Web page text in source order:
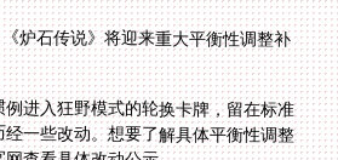
炉石传说》将迎来重大平衡性调整补
进入狂野模式的轮换卡牌，留在标准
历经一些改动。想要了解具体平衡性调整